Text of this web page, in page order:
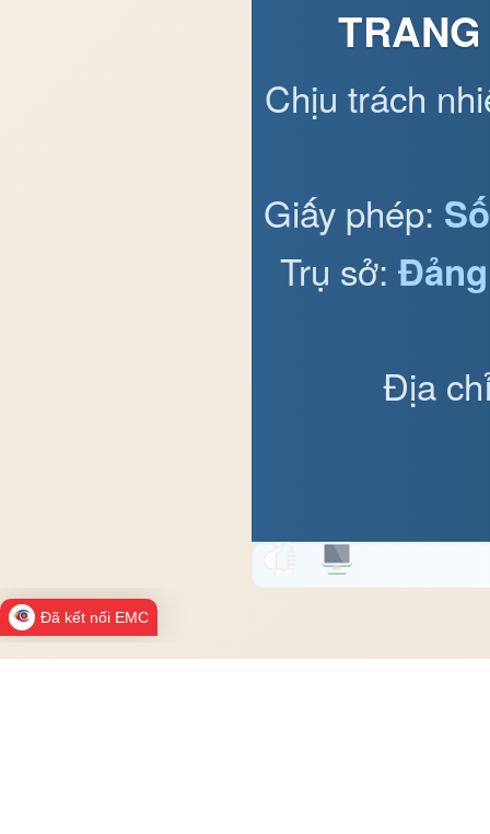
Chịu trách
Giấy phép:
Trụ sở:
Địa
Đã kết nối EMC